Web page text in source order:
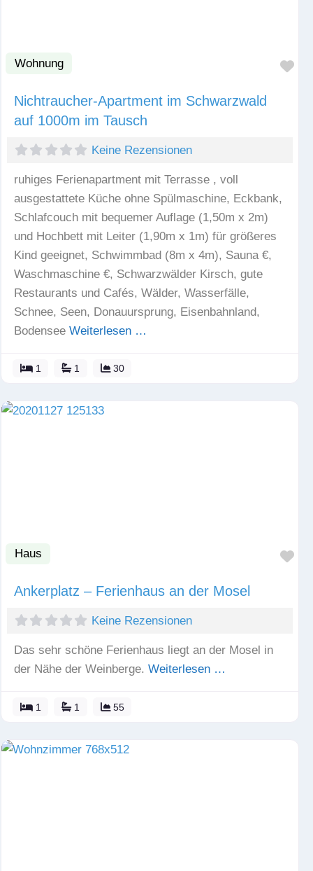
Wohnung
Nichtraucher-Apartment im Schwarzwald
auf 1000m im Tausch
Keine Rezensionen
ruhiges Ferienapartment mit Terrasse , voll
ausgestattete Küche ohne Spülmaschine, Eckbank,
Schlafcouch mit bequemer Auflage (1,50m x 2m)
und Hochbett mit Leiter (1,90m x 1m) für größeres
Kind geeignet, Schwimmbad (8m x 4m), Sauna €,
Waschmaschine €, Schwarzwälder Kirsch, gute
Restaurants und Cafés, Wälder, Wasserfälle,
Schnee, Seen, Donauursprung, Eisenbahnland,
Bodensee Weiterlesen …
1 1 30
Haus
Ankerplatz – Ferienhaus an der Mosel
Keine Rezensionen
Das sehr schöne Ferienhaus liegt an der Mosel in
der Nähe der Weinberge. Weiterlesen …
1 1 55